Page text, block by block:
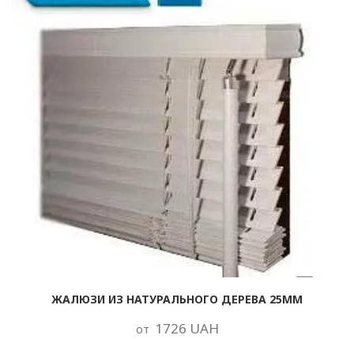
ЖАЛЮЗИ ИЗ НАТУРАЛЬНОГО ДЕРЕВА 25ММ
от 1726 UAH